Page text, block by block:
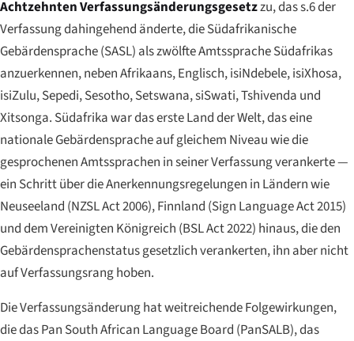
Achtzehnten Verfassungsänderungsgesetzzu, das s.6 der
Verfassung dahingehend änderte, die Südafrikanische
Gebärdensprache (SASL) als zwölfte Amtssprache Südafrikas
anzuerkennen, neben Afrikaans, Englisch, isiNdebele, isiXhosa,
isiZulu, Sepedi, Sesotho, Setswana, siSwati, Tshivenda und
Xitsonga. Südafrika war das erste Land der Welt, das eine
nationale Gebärdensprache auf gleichem Niveau wie die
gesprochenen Amtssprachen in seiner Verfassung verankerte —
ein Schritt über die Anerkennungsregelungen in Ländern wie
Neuseeland (NZSL Act 2006), Finnland (Sign Language Act 2015)
und dem Vereinigten Königreich (BSL Act 2022) hinaus, die den
Gebärdensprachenstatus gesetzlich verankerten, ihn aber nicht
auf Verfassungsrang hoben.
Die Verfassungsänderung hat weitreichende Folgewirkungen,
die das Pan South African Language Board (PanSALB), das